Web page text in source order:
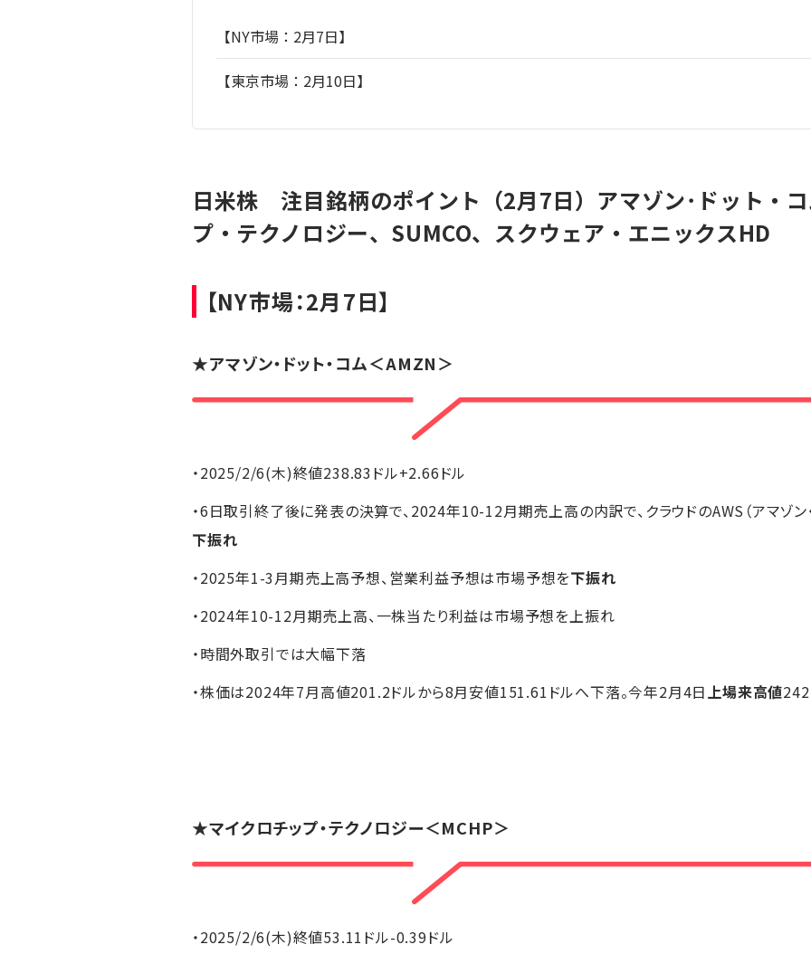
【NY市場：2月7日】
【東京市場：2月10日】
日米株 注目銘柄のポイント（2月7日）アマゾン･ドット・
プ・テクノロジー、SUMCO、スクウェア・エニックスHD
【NY市場：2月7日】
★アマゾン・ドット・コム＜AMZN＞
・2025/2/6(木)終値238.83ドル+2.66ドル
・6日取引終了後に発表の決算で、2024年10-12月期売上高の内訳で、クラウドのAWS（アマゾン
下振れ
・2025年1-3月期売上高予想、営業利益予想は市場予想を下振れ
・2024年10-12月期売上高、一株当たり利益は市場予想を上振れ
・時間外取引では大幅下落
・株価は2024年7月高値201.2ドルから8月安値151.61ドルへ下落。今年2月4日上場来高値
★マイクロチップ・テクノロジー＜MCHP＞
・2025/2/6(木)終値53.11ドル-0.39ドル